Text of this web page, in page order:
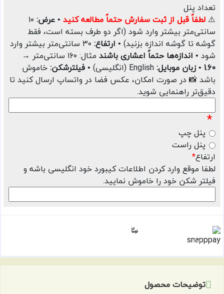
تعداد پنل
⚠️ لطفاً قبل از ثبت سفارش حتماً مطالعه کنید • عرض: ۱۰
سانتی‌متر بیشتر وارد شود (اگر دو طرف بسته است، فقط
گوشه تا گوشه اندازه بزنید) • ارتفاع:
۳۰ سانتی‌متر بیشتر وارد
شود • اندازه‌ها حتماً اعشاری باشند مثال: ۱۶۰ سانتی‌متر →
1.60 • زبان موبایل: • فیلترشکن:خاموش
باشد 📸 در صورت امکان، عکس فضا در واتساپ ارسال کنید تا
دقیق‌تر راهنمایی شوید.
*
پنل چپ
پنل راست
*ارتفاع
لطفا موقع وارد کردن اطلاعات کیبورد خود انگلیسی باشه و
فیلتر شکن خود را خاموش نمایید.
۴ قسط ماهانه. بدون سود، چک و ضامن.
توضیحات محصول